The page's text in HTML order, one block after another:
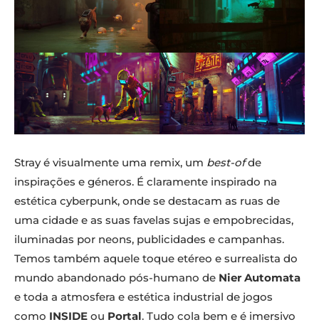
Stray é visualmente uma remix, um best-ofde
inspirações e géneros. É claramente inspirado na
estética cyberpunk, onde se destacam as ruas de
uma cidade e as suas favelas sujas e empobrecidas,
iluminadas por neons, publicidades e campanhas.
Temos também aquele toque etéreo e surrealista do
mundo abandonado pós-humano de Nier Automata
e toda a atmosfera e estética industrial de jogos
como INSIDE ou Portal. Tudo cola bem e é imersivo